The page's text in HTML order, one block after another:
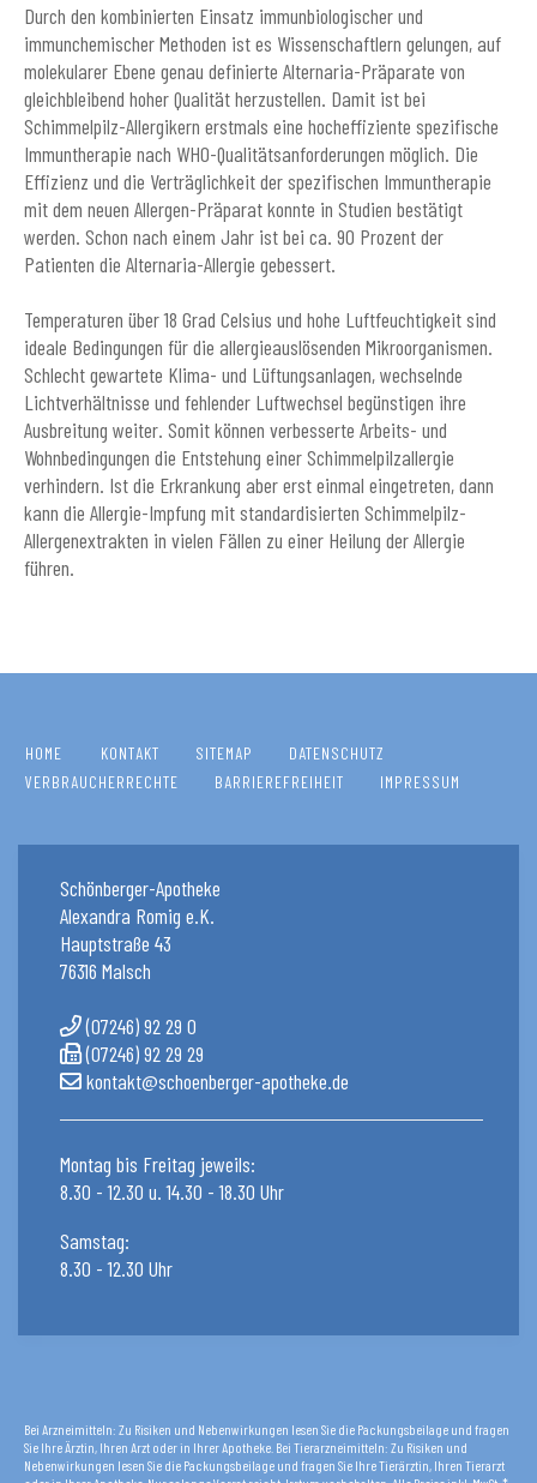
Durch den kombinierten Einsatz immunbiologischer und
immunchemischer Methoden ist es Wissenschaftlern gelungen, auf
molekularer Ebene genau definierte Alternaria-Präparate von
gleichbleibend hoher Qualität herzustellen. Damit ist bei
Schimmelpilz-Allergikern erstmals eine hocheffiziente spezifische
Immuntherapie nach WHO-Qualitätsanforderungen möglich. Die
Effizienz und die Verträglichkeit der spezifischen Immuntherapie
mit dem neuen Allergen-Präparat konnte in Studien bestätigt
werden. Schon nach einem Jahr ist bei ca. 90 Prozent der
Patienten die Alternaria-Allergie gebessert.
Temperaturen über 18 Grad Celsius und hohe Luftfeuchtigkeit sind
ideale Bedingungen für die allergieauslösenden Mikroorganismen.
Schlecht gewartete Klima- und Lüftungsanlagen, wechselnde
Lichtverhältnisse und fehlender Luftwechsel begünstigen ihre
Ausbreitung weiter. Somit können verbesserte Arbeits- und
Wohnbedingungen die Entstehung einer Schimmelpilzallergie
verhindern. Ist die Erkrankung aber erst einmal eingetreten, dann
kann die Allergie-Impfung mit standardisierten Schimmelpilz-
Allergenextrakten in vielen Fällen zu einer Heilung der Allergie
führen.
HOME KONTAKT SITEMAP
DATENSCHUTZ
VERBRAUCHERRECHTE
BARRIEREFREIHEIT IMPRESSUM
Schönberger-Apotheke
Alexandra Romig e.K.
Hauptstraße 43
76316 Malsch
(07246) 92 29 0
(07246) 92 29 29
kontakt@schoenberger-apotheke.de
Montag bis Freitag jeweils:
8.30 - 12.30 u. 14.30 - 18.30 Uhr
Samstag:
8.30 - 12.30 Uhr
Bei Arzneimitteln: Zu Risiken und Nebenwirkungen lesen Sie die Packungsbeilage und fragen
Sie Ihre Ärztin, Ihren Arzt oder in Ihrer Apotheke. Bei Tierarzneimitteln: Zu Risiken und
Nebenwirkungen lesen Sie die Packungsbeilage und fragen Sie Ihre Tierärztin, Ihren Tierarzt